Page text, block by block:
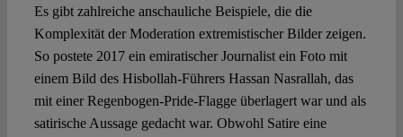
Es gibt zahlreiche anschauliche Beispiele, die die
Komplexität der Moderation extremistischer Bilder zeigen.
So postete 2017 ein emiratischer Journalist ein Foto mit
einem Bild des Hisbollah-Führers Hassan Nasrallah, das
mit einer Regenbogen-Pride-Flagge überlagert war und als
satirische Aussage gedacht war. Obwohl Satire eine